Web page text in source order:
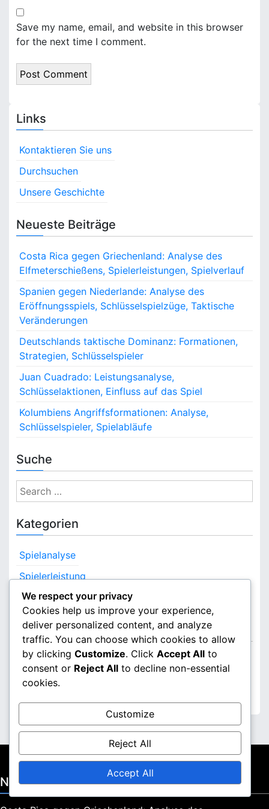
Save my name, email, and website in this browser
for the next time I comment.
Links
Kontaktieren Sie uns
Durchsuchen
Unsere Geschichte
Neueste Beiträge
Costa Rica gegen Griechenland: Analyse des
Elfmeterschießens, Spielerleistungen, Spielverlauf
Spanien gegen Niederlande: Analyse des
Eröffnungsspiels, Schlüsselspielzüge, Taktische
Veränderungen
Deutschlands taktische Dominanz: Formationen,
Strategien, Schlüsselspieler
Juan Cuadrado: Leistungsanalyse,
Schlüsselaktionen, Einfluss auf das Spiel
Kolumbiens Angriffsformationen: Analyse,
Schlüsselspieler, Spielabläufe
Suche
S
e
r
h
Kategorien
Spielanalyse
Spielerleistung
Taktische Analyse
Archiv
February 2026
January 2026
Neueste Beiträge
We respect your privacy
Cookies help us improve your experience,
deliver personalized content, and analyze
traffic. You can choose which cookies to allow
by clicking Customize. Click Accept All to
consent or Reject All to decline non-essential
cookies.
Customize
Reject All
Accept All